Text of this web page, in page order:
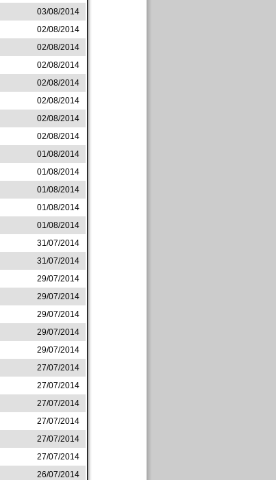
03/08/2014
02/08/2014
02/08/2014
02/08/2014
02/08/2014
02/08/2014
02/08/2014
02/08/2014
01/08/2014
01/08/2014
01/08/2014
01/08/2014
01/08/2014
31/07/2014
31/07/2014
29/07/2014
29/07/2014
29/07/2014
29/07/2014
29/07/2014
27/07/2014
27/07/2014
27/07/2014
27/07/2014
27/07/2014
27/07/2014
26/07/2014